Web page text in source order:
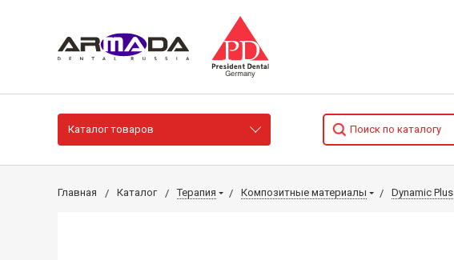
Каталог товаров
Главная Каталог Терапия Композитные материалы Dynamic Plus